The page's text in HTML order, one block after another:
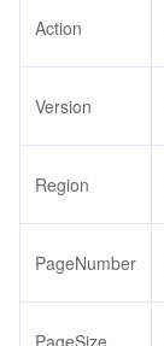
Action
Version
Region
PageNumber
PageSize